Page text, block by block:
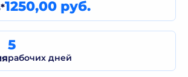
1250,00 руб.
5
рабочих дней